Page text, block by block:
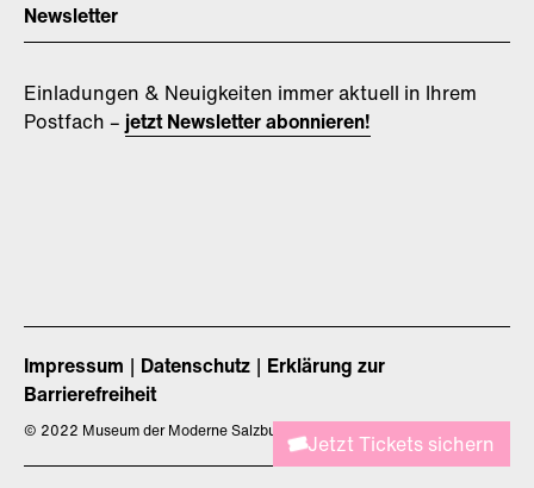
Newsletter
Einladungen & Neuigkeiten immer aktuell in Ihrem
Postfach – jetzt Newsletter abonnieren!
Impressum Datenschutz
Erklärung zur
Barrierefreiheit
© 2022 Museum der Moderne Salzburg Jetzt Tickets sichern